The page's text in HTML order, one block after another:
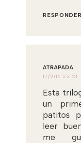
RESPONDER
ATRAPADA
17/2/16 22:21
Esta
un
patitos
leer
me